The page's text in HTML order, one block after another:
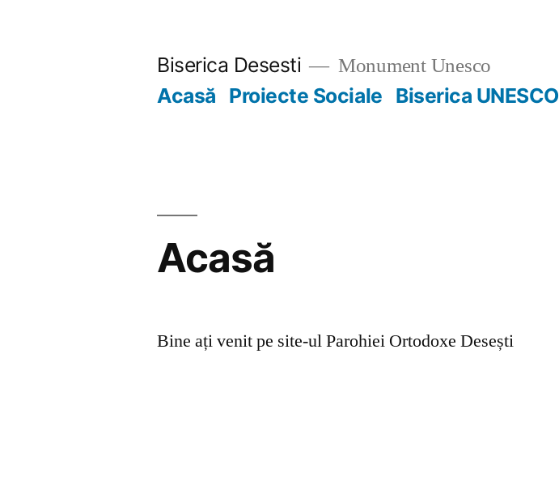
Biserica Desesti Monument Unesco
Acasă Proiecte Sociale Biserica UNESCO
Acasă
Bine ați venit pe site-ul Parohiei Ortodoxe Desești